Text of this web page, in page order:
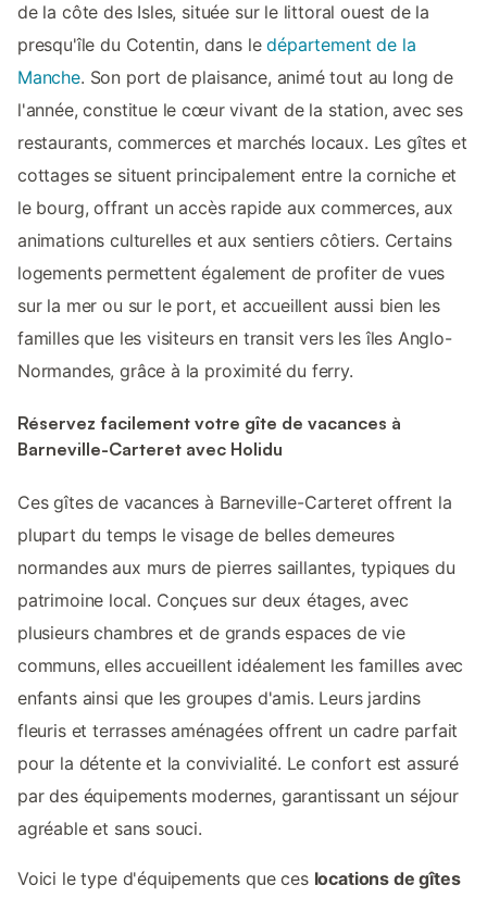
de la côte des Isles, située sur le littoral ouest de la
presqu'île du Cotentin, dans ledépartement de la
Manche. Son port de plaisance, animé tout au long de
l'année, constitue le cœur vivant de la station, avec ses
restaurants, commerces et marchés locaux. Les gîtes et
cottages se situent principalement entre la corniche et
le bourg, offrant un accès rapide aux commerces, aux
animations culturelles et aux sentiers côtiers. Certains
logements permettent également de profiter de vues
sur la mer ou sur le port, et accueillent aussi bien les
familles que les visiteurs en transit vers les îles Anglo-
Normandes, grâce à la proximité du ferry.
Réservez facilement votre gîte de vacances à
Barneville-Carteret avec Holidu
Ces gîtes de vacances à Barneville-Carteret offrent la
plupart du temps le visage de belles demeures
normandes aux murs de pierres saillantes, typiques du
patrimoine local. Conçues sur deux étages, avec
plusieurs chambres et de grands espaces de vie
communs, elles accueillent idéalement les familles avec
enfants ainsi que les groupes d'amis. Leurs jardins
fleuris et terrasses aménagées offrent un cadre parfait
pour la détente et la convivialité. Le confort est assuré
par des équipements modernes, garantissant un séjour
agréable et sans souci.
Voici le type d'équipements que ces locations de gîtes